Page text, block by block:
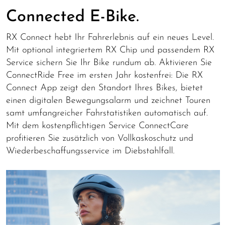
Connected E-Bike.
RX Connect hebt Ihr Fahrerlebnis auf ein neues Level.
Mit optional integriertem RX Chip und passendem RX
Service sichern Sie Ihr Bike rundum ab. Aktivieren Sie
ConnectRide Free im ersten Jahr kostenfrei: Die RX
Connect App zeigt den Standort Ihres Bikes, bietet
einen digitalen Bewegungsalarm und zeichnet Touren
samt umfangreicher Fahrstatistiken automatisch auf.
Mit dem kostenpflichtigen Service ConnectCare
profitieren Sie zusätzlich von Vollkaskoschutz und
Wiederbeschaffungsservice im Diebstahlfall.